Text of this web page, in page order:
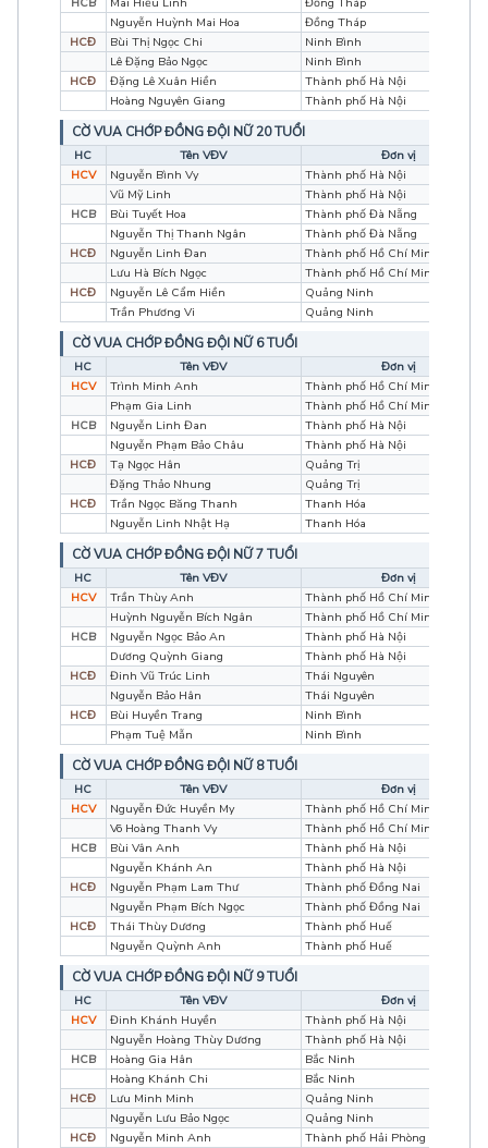
Nguyễn Huỳnh Mai Hoa
Đồng Tháp
HCĐ
Bùi Thị Ngọc Chi
Ninh Bình
Lê Đặng Bảo Ngọc
Ninh Bình
HCĐ
Đặng Lê Xuân Hiền
Thành phố Hà Nội
Hoàng Nguyên Giang
Thành phố Hà Nội
CỜ VUA CHỚP ĐỒNG ĐỘI NỮ 20 TUỔI
HC Tên VĐV
Đơn vị
HCV
Nguyễn Bình Vy
Thành phố Hà Nội
Vũ Mỹ Linh
Thành phố Hà Nội
HCB
Bùi Tuyết Hoa
Thành phố Đà Nẵng
Nguyễn Thị Thanh Ngân
Thành phố Đà Nẵng
HCĐ
Nguyễn Linh Đan
Thành phố Hồ Chí Minh
Lưu Hà Bích Ngọc
Thành phố Hồ Chí Minh
HCĐ
Nguyễn Lê Cẩm Hiền
Quảng Ninh
Trần Phương Vi
Quảng Ninh
CỜ VUA CHỚP ĐỒNG ĐỘI NỮ 6 TUỔI
HC Tên VĐV
Đơn vị
HCV
Trình Minh Anh
Thành phố Hồ Chí Minh
Phạm Gia Linh
Thành phố Hồ Chí Minh
HCB
Nguyễn Linh Đan
Thành phố Hà Nội
Nguyễn Phạm Bảo Châu
Thành phố Hà Nội
HCĐ
Tạ Ngọc Hân
Quảng Trị
Đặng Thảo Nhung
Quảng Trị
HCĐ
Trần Ngọc Băng Thanh
Thanh Hóa
Nguyễn Linh Nhật Hạ
Thanh Hóa
CỜ VUA CHỚP ĐỒNG ĐỘI NỮ 7 TUỔI
HC Tên VĐV
Đơn vị
HCV
Trần Thùy Anh
Thành phố Hồ Chí Minh
Huỳnh Nguyễn Bích Ngân
Thành phố Hồ Chí Minh
HCB
Nguyễn Ngọc Bảo An
Thành phố Hà Nội
Dương Quỳnh Giang
Thành phố Hà Nội
HCĐ
Đinh Vũ Trúc Linh
Thái Nguyên
Nguyễn Bảo Hân
Thái Nguyên
HCĐ
Bùi Huyền Trang
Ninh Bình
Phạm Tuệ Mẫn
Ninh Bình
CỜ VUA CHỚP ĐỒNG ĐỘI NỮ 8 TUỔI
HC Tên VĐV
Đơn vị
HCV
Nguyễn Đức Huyền My
Thành phố Hồ Chí Minh
Võ Hoàng Thanh Vy
Thành phố Hồ Chí Minh
HCB
Bùi Vân Anh
Thành phố Hà Nội
Nguyễn Khánh An
Thành phố Hà Nội
HCĐ
Nguyễn Phạm Lam Thư
Thành phố Đồng Nai
Nguyễn Phạm Bích Ngọc
Thành phố Đồng Nai
HCĐ
Thái Thùy Dương
Thành phố Huế
Nguyễn Quỳnh Anh
Thành phố Huế
CỜ VUA CHỚP ĐỒNG ĐỘI NỮ 9 TUỔI
HC Tên VĐV
Đơn vị
HCV
Đinh Khánh Huyền
Thành phố Hà Nội
Nguyễn Hoàng Thùy Dương
Thành phố Hà Nội
HCB
Hoàng Gia Hân
Bắc Ninh
Hoàng Khánh Chi
Bắc Ninh
HCĐ
Lưu Minh Minh
Quảng Ninh
Nguyễn Lưu Bảo Ngọc
Quảng Ninh
HCĐ
Nguyễn Minh Anh
Thành phố Hải Phòng